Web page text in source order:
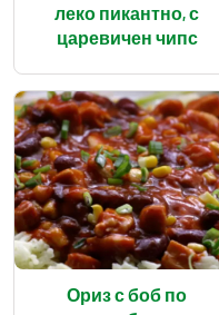
леко пикантно, с
царевичен чипс
Ориз с боб по